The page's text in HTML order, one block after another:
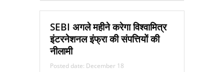
SEBI अगले महीने करेगा विश्वामित्र
इंटरनेशनल इंफ्रा की संपत्तियों की
नीलामी
Posted date: December 18